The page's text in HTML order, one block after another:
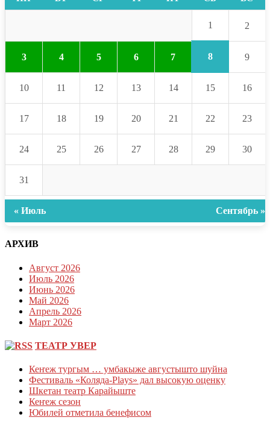
1 2
3 4 5 6 7 8 9
10 11 12 13 14 15 16
17 18 19 20 21 22 23
24 25 26 27 28 29 30
31
« Июль Сентябрь »
АРХИВ
Август 2026
Июль 2026
Июнь 2026
Май 2026
Апрель 2026
Март 2026
ТЕАТР УВЕР
Кеҥеж тургым … умбакыже августышто шуйна
Фестиваль «Коляда-Plays» дал высокую оценку
Шкетан театр Карайыште
Кеҥеж сезон
Юбилей отметила бенефисом